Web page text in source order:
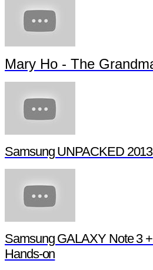
Mary Ho - The
Samsung UNPACKED 2013 Episode
Samsung GALAXY Note 3
Hands-on